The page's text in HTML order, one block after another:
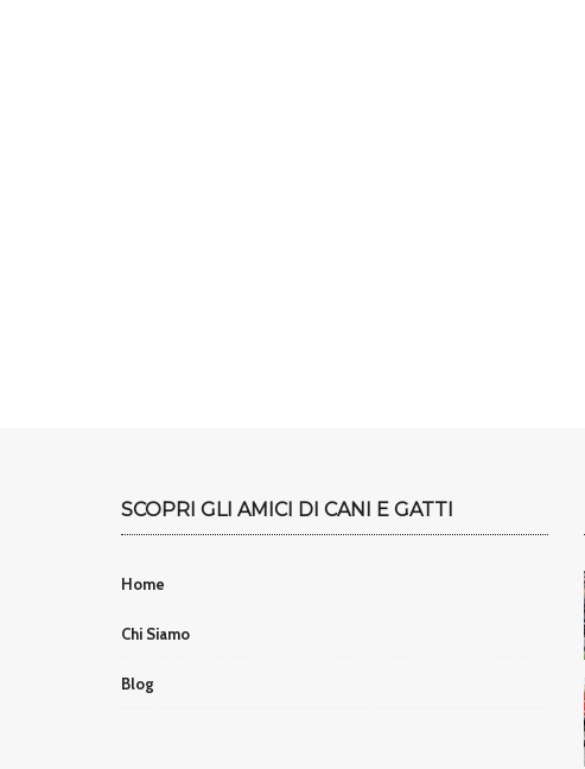
SCOPRI GLI AMICI DI CANI E GATTI
Home
Chi Siamo
Blog